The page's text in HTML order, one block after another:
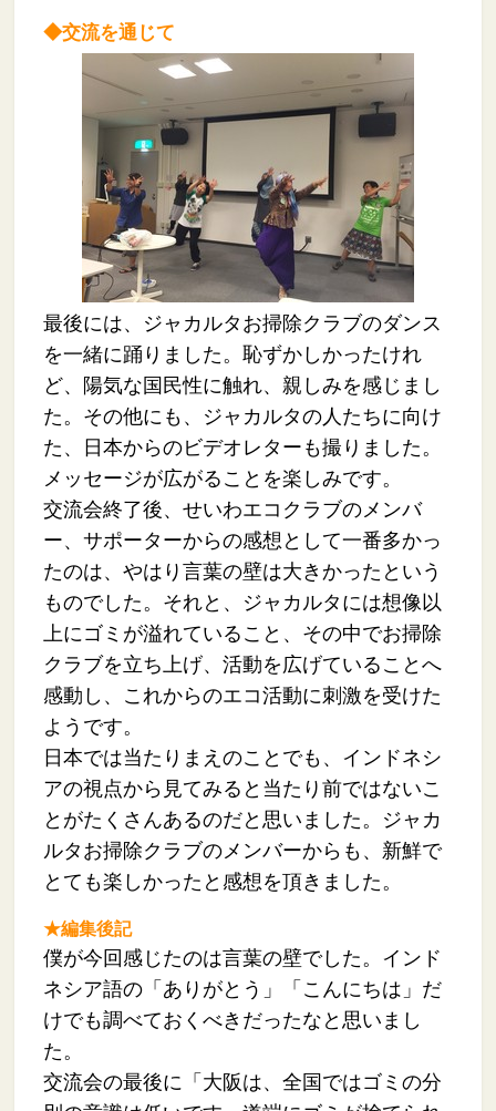
◆交流を通じて
最後には、ジャカルタお掃除クラブのダンス
を一緒に踊りました。恥ずかしかったけれ
ど、陽気な国民性に触れ、親しみを感じまし
た。その他にも、ジャカルタの人たちに向け
た、日本からのビデオレターも撮りました。
メッセージが広がることを楽しみです。
交流会終了後、せいわエコクラブのメンバ
ー、サポーターからの感想として一番多かっ
たのは、やはり言葉の壁は大きかったという
ものでした。それと、ジャカルタには想像以
上にゴミが溢れていること、その中でお掃除
クラブを立ち上げ、活動を広げていることへ
感動し、これからのエコ活動に刺激を受けた
ようです。
日本では当たりまえのことでも、インドネシ
アの視点から見てみると当たり前ではないこ
とがたくさんあるのだと思いました。
ジャカ
ルタお掃除クラブのメンバーからも、新鮮で
とても楽しかったと感想を頂きました。
★編集後記
僕が今回感じたのは言葉の壁でした。インド
ネシア語の「ありがとう」「こんにちは」だ
けでも調べておくべきだったなと思いまし
た。
交流会の最後に「大阪は、全国ではゴミの分